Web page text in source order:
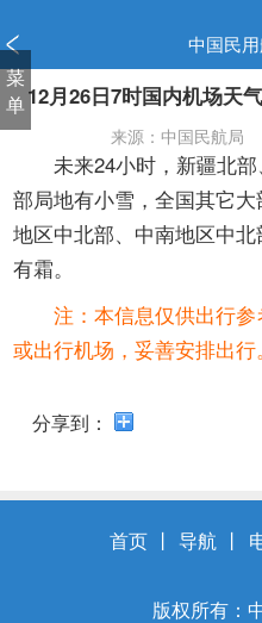
中国民
菜
单12月26日7时国内机场天
来源：中国民航局
未来24小时，新疆北部
部局地有小雪，全国其它
地区中北部、中南地区中
有霜。
注：本信息仅供出行
或出行机场，妥善安排出行。
分享到：
首页 丨 导航 丨
版权所有：
窗
口
打
开
碍
说
明
页
按
打